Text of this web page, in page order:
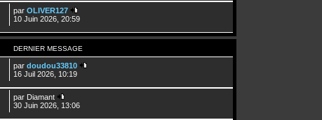
parOLIVER127
10 Juin 2026, 20:59
DERNIER MESSAGE
pardoudou33810
16 Juil 2026, 10:19
par Diamant
30 Juin 2026, 13:06